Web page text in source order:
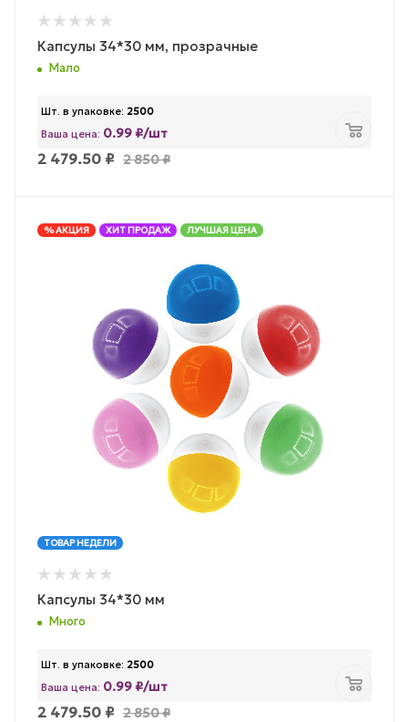
Капсулы 34*30 мм, прозрачные
Мало
Шт. в упаковке: 2500
Ваша цена: 0.99 ₽/шт
2 479.50 ₽ 2 850₽
% АКЦИЯ ХИТ ПРОДАЖ ЛУЧШАЯ ЦЕНА
ТОВАР НЕДЕЛИ
Капсулы 34*30 мм
Много
Шт. в упаковке: 2500
Ваша цена: 0.99 ₽/шт
2 479.50 ₽ 2 850₽